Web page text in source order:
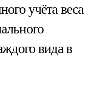
учёта веса
вида в